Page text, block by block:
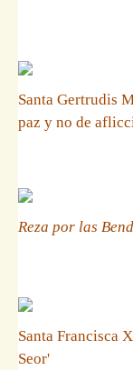
Santa Gertrudis
paz y no de
Reza por las
Santa Francisca
Seor'